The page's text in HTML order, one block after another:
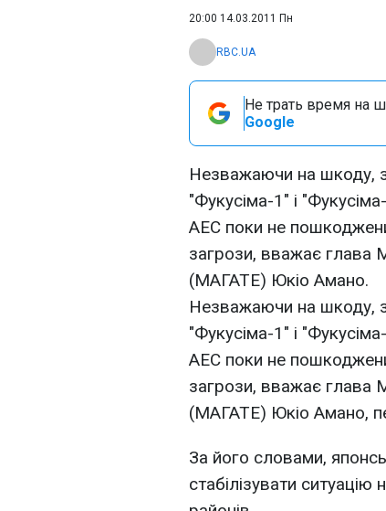
20:00 14.03.2011 Пн
RBC.UA
Не трать время на
Google
Незважаючи на шкоду,
"Фукусіма-1" і
АЕС поки не
загрози, вважає глава
(МАГАТЕ) Юкіо Амано.
Незважаючи на шкоду,
"Фукусіма-1" і
АЕС поки не
загрози, вважає глава
(МАГАТЕ) Юкіо Амано,
За його словами,
стабілізувати